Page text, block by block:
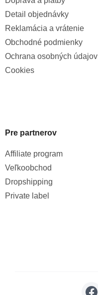
Detail objednávky
Reklamácia a vrátenie
Obchodné podmienky
Ochrana osobných údajov
Cookies
Pre partnerov
Affiliate program
Veľkoobchod
Dropshipping
Private label